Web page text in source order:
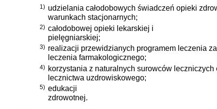
1) udzielania całodobowych świadczeń opieki
warunkach stacjonarnych;
2) całodobowej opieki lekarskiej i
pielęgniarskiej;
3) realizacji przewidzianych programem leczenia
leczenia farmakologicznego;
4) korzystania z naturalnych surowców leczniczych
lecznictwa uzdrowiskowego;
5) edukacji
zdrowotnej.